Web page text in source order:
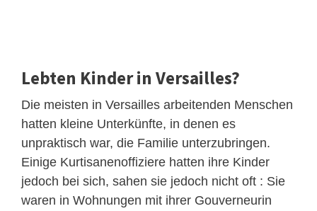
Lebten Kinder in Versailles?
Die meisten in Versailles arbeitenden Menschen
hatten kleine Unterkünfte, in denen es
unpraktisch war, die Familie unterzubringen.
Einige Kurtisanenoffiziere hatten ihre Kinder
jedoch bei sich, sahen sie jedoch nicht oft : Sie
waren in Wohnungen mit ihrer Gouverneurin